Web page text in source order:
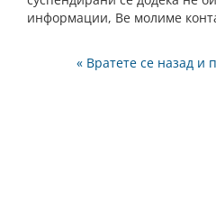
информации, Ве молиме
« Вратете се назад и